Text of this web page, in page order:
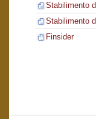
Stabilimento
Stabilimento
Finsider